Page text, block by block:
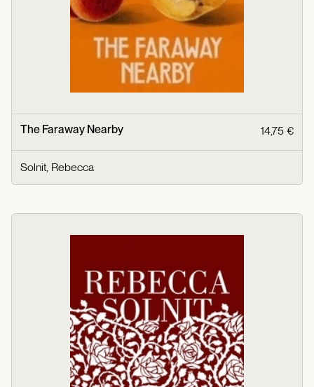
The Faraway Nearby 14,75 €
Solnit, Rebecca